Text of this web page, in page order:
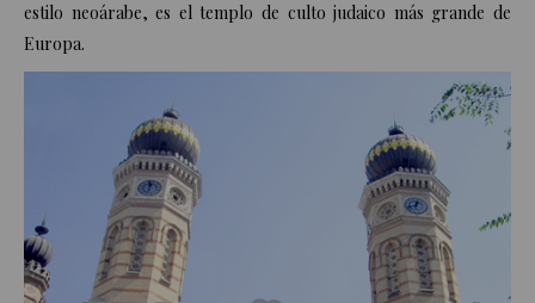
estilo neoárabe, es el templo de culto judaico más grande de
Europa.